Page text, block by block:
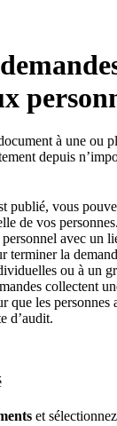
à une ou
depuis
publié, vous
de vos
avec un
terminer la
ou à un
collectent
que les personnes
d’audit.
et